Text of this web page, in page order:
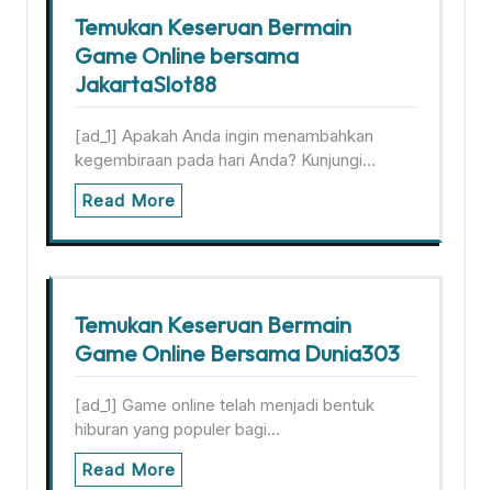
Temukan Keseruan Bermain
Game Online bersama
JakartaSlot88
[ad_1] Apakah Anda ingin menambahkan
kegembiraan pada hari Anda? Kunjungi…
Read More
Temukan Keseruan Bermain
Game Online Bersama Dunia303
[ad_1] Game online telah menjadi bentuk
hiburan yang populer bagi…
Read More